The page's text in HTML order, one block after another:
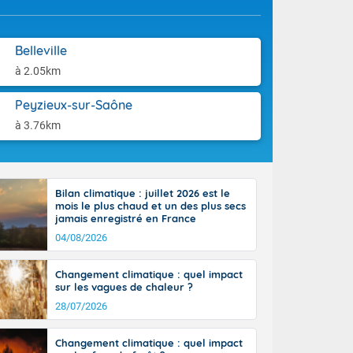
Belleville
à 2.05km
Peyzieux-sur-Saône
à 3.76km
sur la Corse
le
des
En
en
d'après-
nuit
orages,
jour, le
au sud,
hausse, en
et même
Bilan climatique : juillet 2026 est le
mois le plus chaud et un des plus secs
jamais enregistré en France
04/08/2026
Changement climatique : quel impact
sur les vagues de chaleur ?
28/07/2026
Changement climatique : quel impact